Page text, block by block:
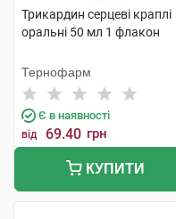
Трикардин серцеві краплі
оральні 50 мл 1 флакон
Тернофарм
Є в наявності
від 69.40 грн
КУПИТИ